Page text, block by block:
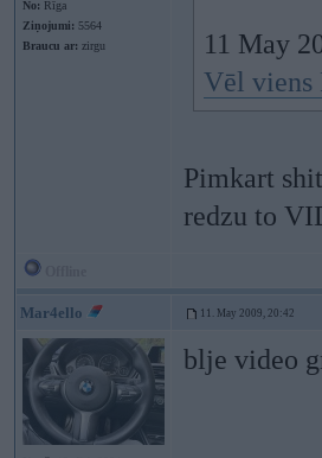
No: Rīga
Ziņojumi: 5564
Braucu ar: zirgu
11 May
Vēl viens
Pimkart
redzu to
Mar4ello 11. May 2009, 20:42
blje video